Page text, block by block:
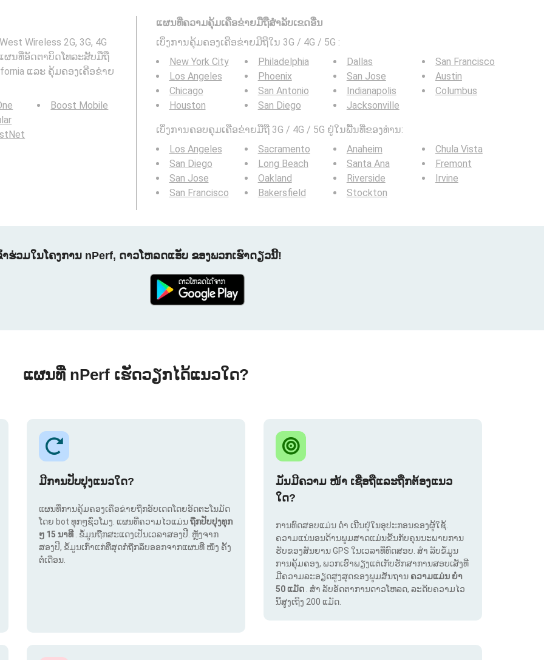
Wireless 2G, 3G, 4G
: ແຜນທີ່ອັດຕາບິດໂທລະສັບມືຖື
ແລະ ຄຸ້ມຄອງເຄືອຂ່າຍ
Boost Mobile
ແຜນທີ່ຄວາມຄຸ້ມເຄືອຂ່າຍມືຖືສໍາລັບເຂດອື່ນ
ເບິ່ງການຄຸ້ມຄອງເຄືອຂ່າຍມືຖືໃນ 3G / 4G / 5G :
New York City
Los Angeles
Chicago
Houston
Philadelphia
Phoenix
San Antonio
San Diego
Dallas
San Jose
Indianapolis
Jacksonville
San Francisco
Austin
Columbus
ເບິ່ງການຄອບຄຸມເຄືອຂ່າຍມືຖື 3G / 4G / 5G ຢູ່ໃນພື້ນທີ່ຂອງທ່ານ:
Los Angeles
San Diego
San Jose
San Francisco
Sacramento
Long Beach
Oakland
Bakersfield
Anaheim
Santa Ana
Riverside
Stockton
Chula Vista
Fremont
Irvine
າຮ່ວມໃນໂຄງການ nPerf, ດາວໂຫລດແອັບ ຂອງພວກເຮົາດຽວນີ້!
ແຜນທີ່ nPerf ເຮັດວຽກໄດ້ແນວໃດ?
ມີການປັບປຸງແນວໃດ?
ແຜນທີ່ການຄຸ້ມຄອງເຄືອຂ່າຍຖືກອັບເດດໂດຍອັດຕະໂນມັດ
ໂດຍ bot ທຸກໆຊົ່ວໂມງ. ແຜນທີ່ຄວາມໄວແມ່ນຖືກປັບປຸງທຸກ
ໆ 15 ນາທີ . ຂໍ້ມູນຖືກສະແດງເປັນເວລາສອງປີ. ຫຼັງຈາກ
ສອງປີ, ຂໍ້ມູນເກົ່າແກ່ທີ່ສຸດກໍ່ຖືກລຶບອອກຈາກແຜນທີ່ ໜຶ່ງ ຄັ້ງ
ຕໍ່ເດືອນ.
ມັນມີຄວາມ ໜ້າ ເຊື່ອຖືແລະຖືກຕ້ອງແນວ
ໃດ?
ການທົດສອບແມ່ນ ດຳ ເນີນຢູ່ໃນອຸປະກອນຂອງຜູ້ໃຊ້.
ຄວາມແນ່ນອນດ້ານພູມສາດແມ່ນຂື້ນກັບຄຸນນະພາບການ
ຮັບຂອງສັນຍານ GPS ໃນເວລາທີ່ທົດສອບ. ສຳ ລັບຂໍ້ມູນ
ການຄຸ້ມຄອງ, ພວກເຮົາພຽງແຕ່ເກັບຮັກສາການສອບເສັງທີ່
ມີຄວາມລະອຽດສູງສຸດຂອງພູມສັນຖານ ຄວາມແມ່ນ ຍຳ
50 ແມັດ . ສຳ ລັບອັດຕາການດາວໂຫລດ, ລະດັບຄວາມໄວ
ນີ້ສູງເຖິງ 200 ແມັດ.